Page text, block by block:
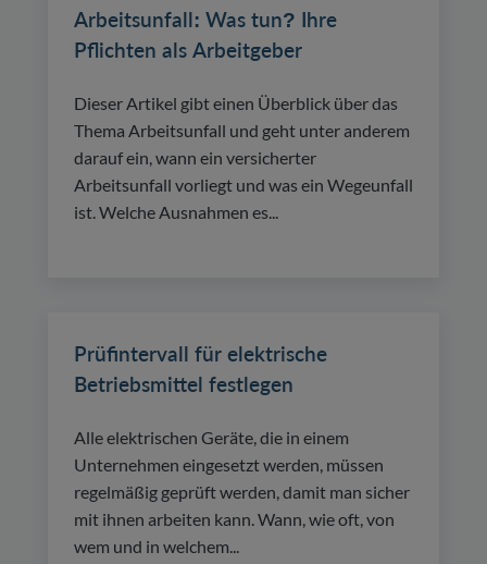
Arbeitsunfall: Was tun? Ihre
Pflichten als Arbeitgeber
Dieser Artikel gibt einen Überblick über das
Thema Arbeitsunfall und geht unter anderem
darauf ein, wann ein versicherter
Arbeitsunfall vorliegt und was ein Wegeunfall
ist. Welche Ausnahmen es...
Prüfintervall für elektrische
Betriebsmittel festlegen
Alle elektrischen Geräte, die in einem
Unternehmen eingesetzt werden, müssen
regelmäßig geprüft werden, damit man sicher
mit ihnen arbeiten kann. Wann, wie oft, von
wem und in welchem...